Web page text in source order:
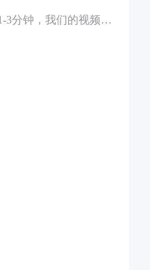
Step7：稍等1-3分钟，我们的视频就生成好啦。